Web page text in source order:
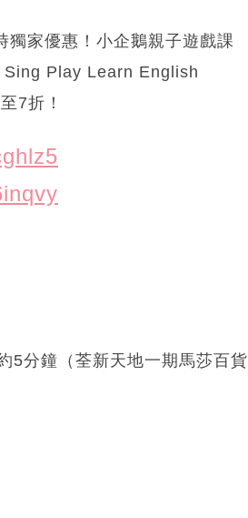
家優惠！小企鵝親子遊戲課
Sing Play Learn English
7折！
5分鐘（荃新天地一期馬莎百貨